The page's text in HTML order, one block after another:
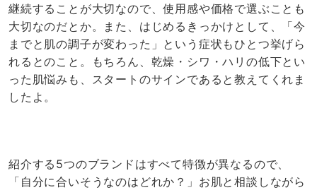
継続することが大切なので、使用感や価格で選ぶことも
大切なのだとか。また、はじめるきっかけとして、「今
までと肌の調子が変わった」という症状もひとつ挙げら
れるとのこと。もちろん、乾燥・シワ・ハリの低下とい
った肌悩みも、スタートのサインであると教えてくれま
したよ。
紹介する5つのブランドはすべて特徴が異なるので、
「自分に合いそうなのはどれか？」お肌と相談しながら